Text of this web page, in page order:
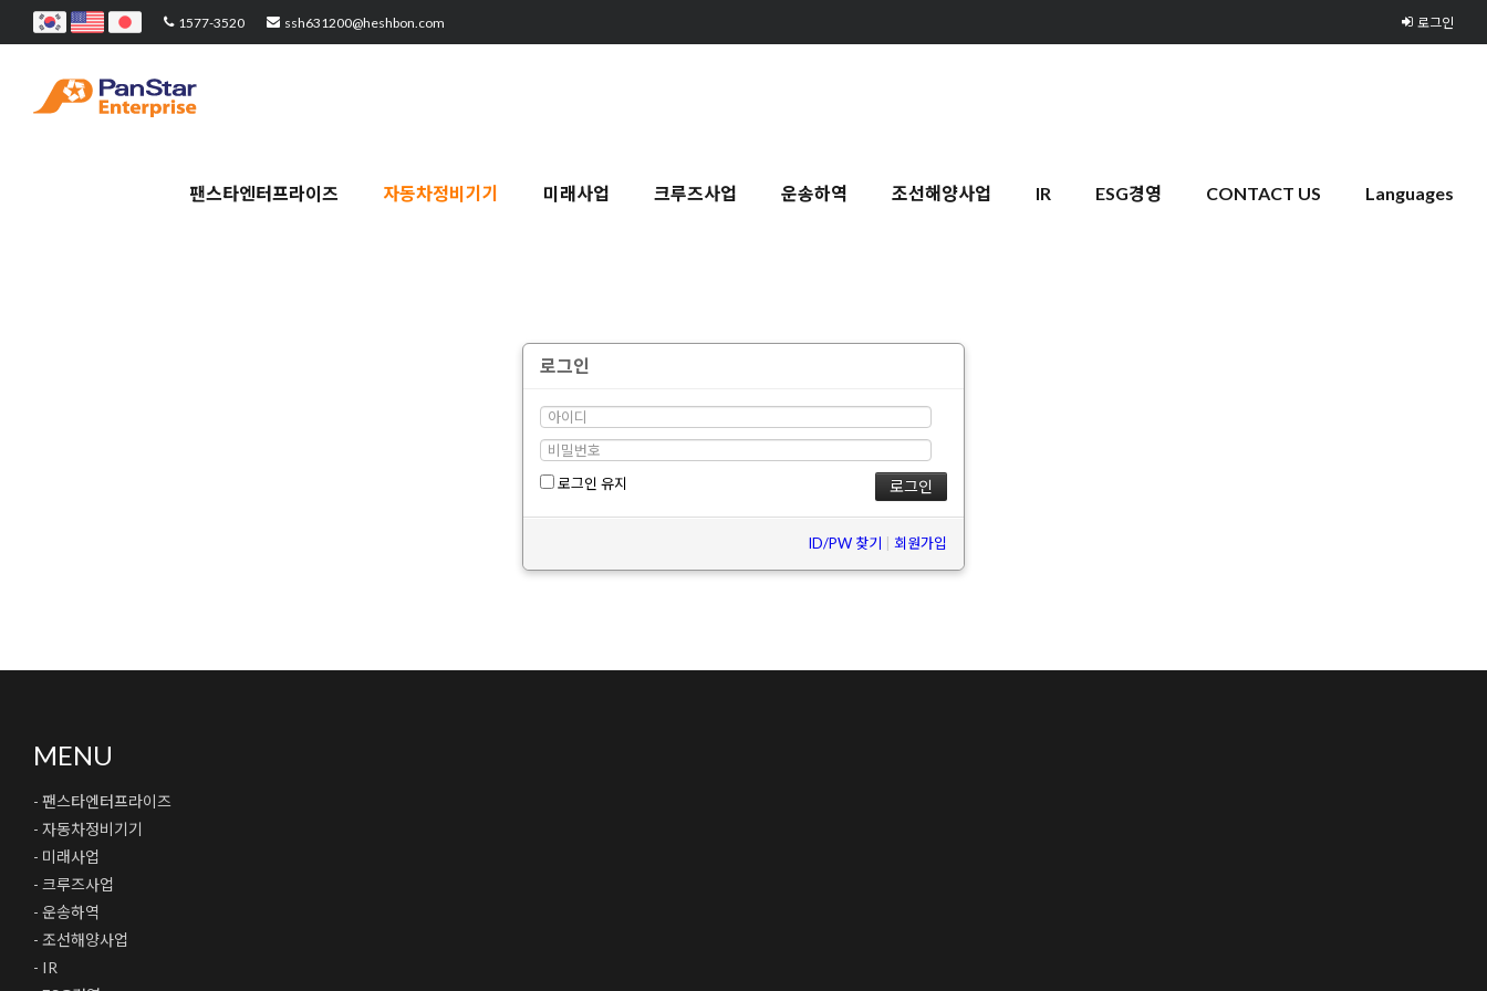
1577-3520 ssh631200@heshbon.com 로그인
팬스타엔터프라이즈 자동차정비기기 미래사업 크루즈사업 운송하역 조선해양사업 IR ESG경영 CONTACT US Languages
로그인
로그인 유지
ID/PW 찾기 회원가입
MENU
- 팬스타엔터프라이즈
- 자동차정비기기
- 미래사업
- 크루즈사업
- 운송하역
- 조선해양사업
- IR